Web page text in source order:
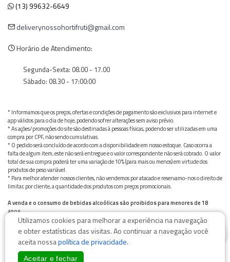
(13) 99632-6649
deliverynossohortifruti@gmail.com
Horário de Atendimento:
Segunda-Sexta: 08.00 - 17.00
Sábado: 08.30 - 17:00:00
* Informamos que os preços, ofertas e condições de pagamento são exclusivos para internet e
app válidos para o dia de hoje, podendo sofrer alterações sem aviso prévio.
* As ações/promoções do site são destinadas à pessoas físicas, podendo ser utilizadas em uma
compra por CPF, não sendo cumulativas.
* O pedido será concluído de acordo com a disponibilidade em nosso estoque. Caso ocorra a
falta de algum item, este não será entregue e o valor correspondente não será cobrado. O valor
total de sua compra poderá ter uma variação de 10% (para mais ou menos) em virtude dos
produtos de peso variável.
* Para melhor atender nossos clientes, não vendemos por atacado e reservamo-nos o direito de
limitar, por cliente, a quantidade dos produtos com preços promocionais.
A venda e o consumo de bebidas alcoólicas são proibidos para menores de 18
anos.
Bebida alcoólica pode causar dependência química e, em excesso, provoca graves males à saúde.
Beba com moderação
Utilizamos cookies para melhorar a experiência na navegação
e obter estatísticas das visitas. Ao continuar a navegação você
aceita nossapolítica de privacidade.
Aceitar e fechar